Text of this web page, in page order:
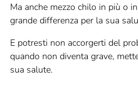
Ma anche mezzo chilo in più o
grande differenza per la sua
E potresti non accorgerti del
quando non diventa grave,
sua salute.